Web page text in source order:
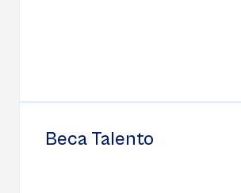
Beca Talento